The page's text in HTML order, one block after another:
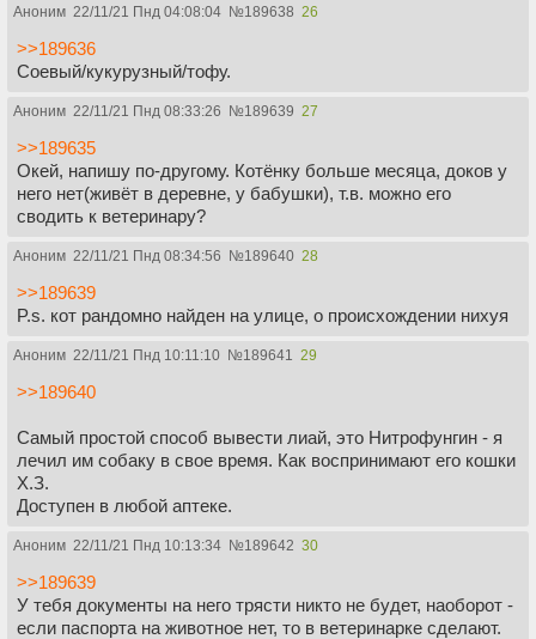
Аноним 22/11/21 Пнд 04:08:04 №189638 26
>>189636
Соевый/кукурузный/тофу.
Аноним 22/11/21 Пнд 08:33:26 №189639 27
>>189635
Окей, напишу по-другому. Котёнку больше месяца, доков у
него нет(живёт в деревне, у бабушки), т.в. можно его
сводить к ветеринару?
Аноним 22/11/21 Пнд 08:34:56 №189640 28
>>189639
P.s. кот рандомно найден на улице, о происхождении нихуя
Аноним 22/11/21 Пнд 10:11:10 №189641 29
>>189640
Самый простой способ вывести лиай, это Нитрофунгин - я
лечил им собаку в свое время. Как воспринимают его кошки
Х.З.
Доступен в любой аптеке.
Аноним 22/11/21 Пнд 10:13:34 №189642 30
>>189639
У тебя документы на него трясти никто не будет, наоборот -
если паспорта на животное нет, то в ветеринарке сделают.